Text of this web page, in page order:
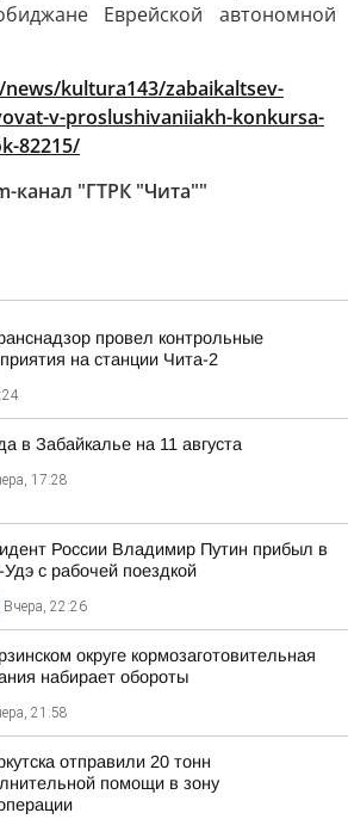
Еврейской автономной
kultura143/zabaikaltsev-
v-proslushivaniiakh-konkursa-
82215/
канал "ГТРК "Чита""
провел контрольные
на станции Чита-2
в Забайкалье на 11 августа
17:28
России Владимир Путин прибыл в
с рабочей поездкой
Вчера, 22:26
округе кормозаготовительная
набирает обороты
21:58
отправили 20 тонн
помощи в зону